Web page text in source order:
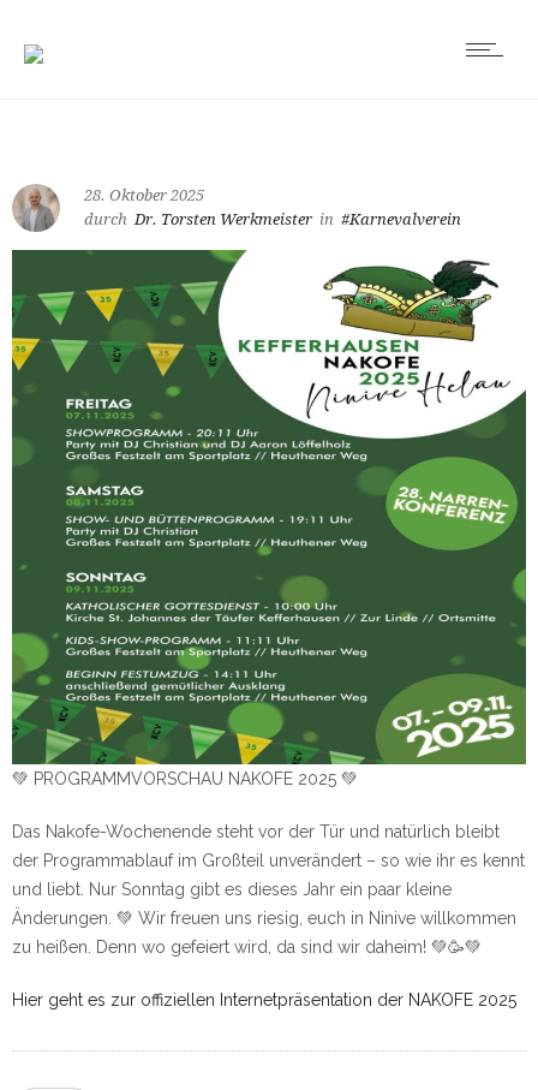
28. Oktober 2025
durch Dr. Torsten Werkmeister in #Karnevalverein
💚 PROGRAMMVORSCHAU NAKOFE 2025 💚
Das Nakofe-Wochenende steht vor der Tür und natürlich bleibt
der Programmablauf im Großteil unverändert – so wie ihr es kennt
und liebt. Nur Sonntag gibt es dieses Jahr ein paar kleine
Änderungen. 💚 Wir freuen uns riesig, euch in Ninive willkommen
zu heißen. Denn wo gefeiert wird, da sind wir daheim! 💚🥳💚
Hier geht es zur offiziellen Internetpräsentation der NAKOFE 2025